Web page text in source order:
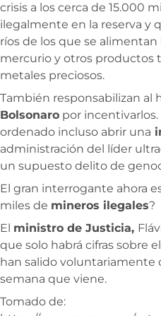
crisis a los cerca de 15.000
ilegalmente en la reserva y
ríos de los que se
mercurio y otros productos
metales preciosos.
También responsabilizan al
Bolsonaro por incentivarlos.
ordenado incluso abrir una
administración del líder
un supuesto delito de
El gran interrogante ahora
miles de mineros ilegales?
El ministro de Justicia,
que solo habrá cifras sobre
han salido voluntariamente
semana que viene.
Tomado de: